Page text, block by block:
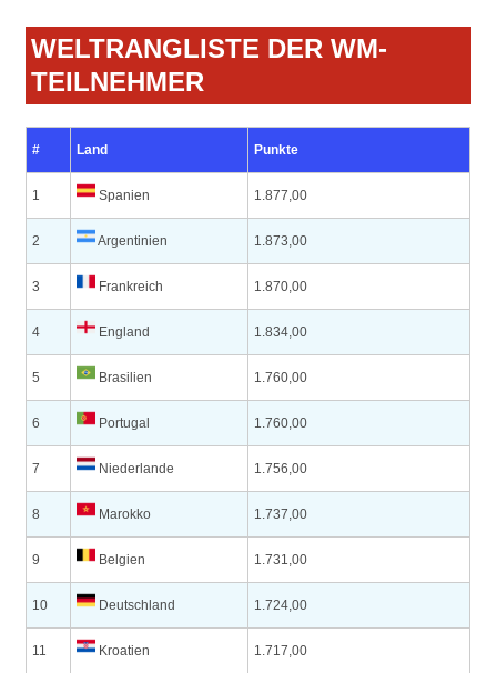
WELTRANGLISTE DER WM-
TEILNEHMER
# Land Punkte
1 Spanien 1.877,00
2 Argentinien 1.873,00
3 Frankreich 1.870,00
4 England 1.834,00
5 Brasilien 1.760,00
6 Portugal 1.760,00
7 Niederlande 1.756,00
8 Marokko 1.737,00
9 Belgien 1.731,00
10 Deutschland 1.724,00
11 Kroatien 1.717,00